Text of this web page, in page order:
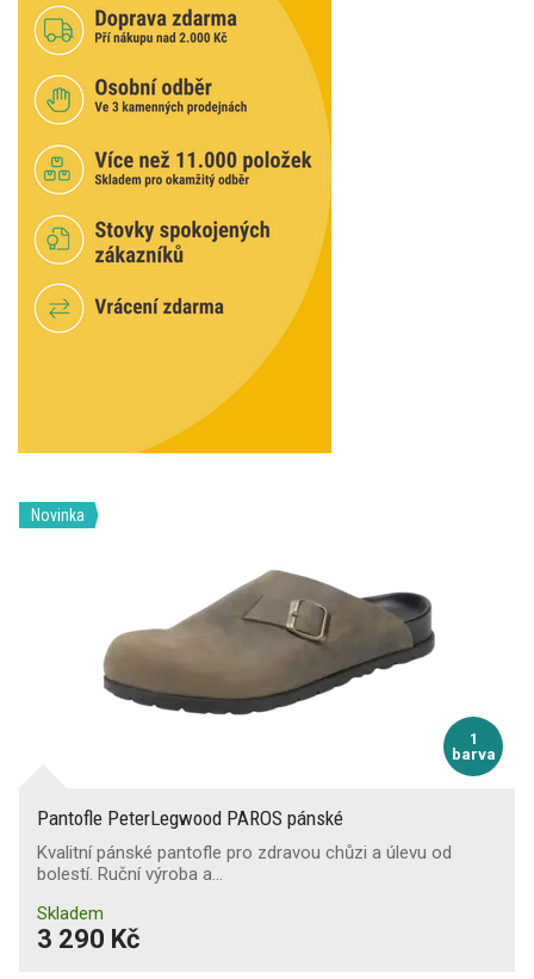
Novinka
1
barva
Pantofle PeterLegwood PAROS pánské
Kvalitní pánské pantofle pro zdravou chůzi a úlevu od
bolestí. Ruční výroba a…
Skladem
3 290 Kč